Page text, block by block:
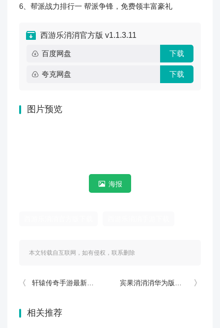
6、帮派战力排行一 帮派争锋，免费领丰富豪礼
西游乐消消官方版 v1.1.3.11
百度网盘 下载
夸克网盘 下载
图片预览
海报
本文转载自互联网，如有侵权，联系删除
轩辕传奇手游最新版本 v1.54.100.1 宾果消消消华为版本 v8.63.0.0
相关推荐